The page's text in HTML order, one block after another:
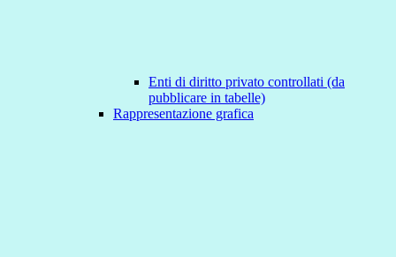
Enti di diritto privato controllati (da
pubblicare in tabelle)
Rappresentazione grafica